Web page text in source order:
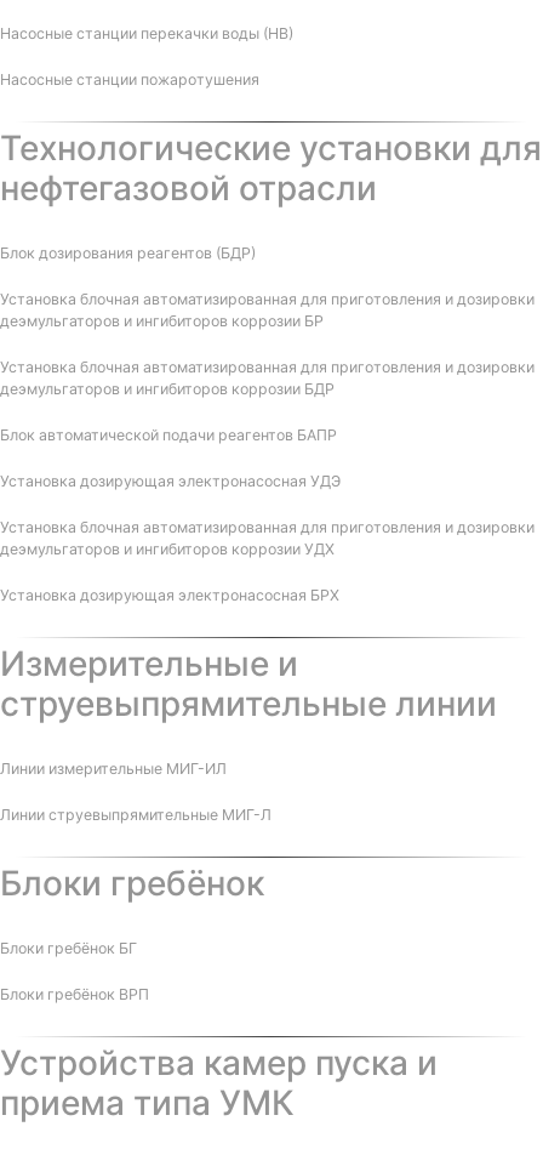
Насосные станции перекачки воды (НВ)
Насосные станции пожаротушения
Технологические установки для
нефтегазовой отрасли
Блок дозирования реагентов (БДР)
Установка блочная автоматизированная для приготовления и дозировки
деэмульгаторов и ингибиторов коррозии БР
Установка блочная автоматизированная для приготовления и дозировки
деэмульгаторов и ингибиторов коррозии БДР
Блок автоматической подачи реагентов БАПР
Установка дозирующая электронасосная УДЭ
Установка блочная автоматизированная для приготовления и дозировки
деэмульгаторов и ингибиторов коррозии УДХ
Установка дозирующая электронасосная БРХ
Измерительные и
струевыпрямительные линии
Линии измерительные МИГ-ИЛ
Линии струевыпрямительные МИГ-Л
Блоки гребёнок
Блоки гребёнок БГ
Блоки гребёнок ВРП
Устройства камер пуска и
приема типа УМК